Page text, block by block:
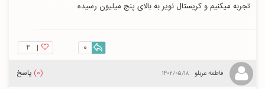
تجربه میکنیم و کریستال نویر به بالای پنج میلیون رسیده
| ۴ 0
فاطمه عربلو ۱۴۰۲/۰۵/۱۸ (0) پاسخ